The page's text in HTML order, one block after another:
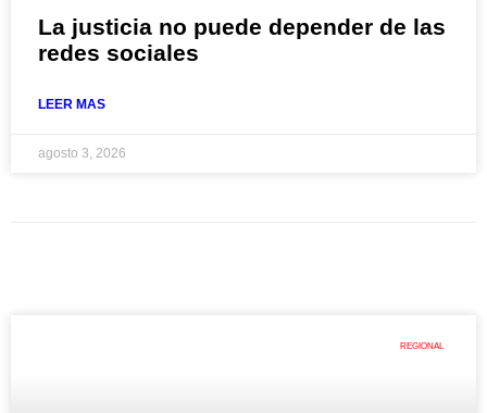
La justicia no puede depender de las
redes sociales
LEER MAS
agosto 3, 2026
REGIONAL